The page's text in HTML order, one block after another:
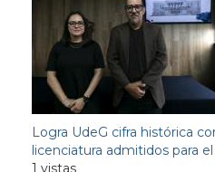
Logra UdeG cifra histórica
licenciatura admitidos para
1 vistas